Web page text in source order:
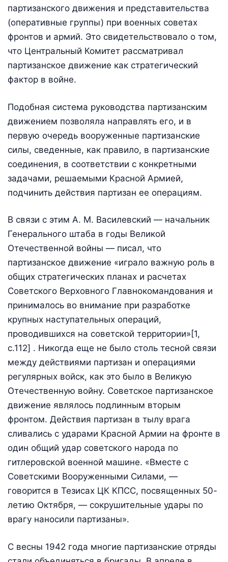
партизанского движения и представительства
(оперативные группы) при военных советах
фронтов и армий. Это свидетельствовало о том,
что Центральный Комитет рассматривал
партизанское движение как стратегический
фактор в войне.
Подобная система руководства партизанским
движением позволяла направлять его, и в
первую очередь вооруженные партизанские
силы, сведенные, как правило, в партизанские
соединения, в соответствии с конкретными
задачами, решаемыми Красной Армией,
подчинить действия партизан ее операциям.
В связи с этим А. М. Василевский — начальник
Генерального штаба в годы Великой
Отечественной войны — писал, что
партизанское движение «играло важную роль в
общих стратегических планах и расчетах
Советского Верховного Главнокомандования и
принималось во внимание при разработке
крупных наступательных операций,
проводившихся на советской территории»[1,
c.112] . Никогда еще не было столь тесной связи
между действиями партизан и операциями
регулярных войск, как это было в Великую
Отечественную войну. Советское партизанское
движение являлось подлинным вторым
фронтом. Действия партизан в тылу врага
сливались с ударами Красной Армии на фронте в
один общий удар советского народа по
гитлеровской военной машине. «Вместе с
Советскими Вооруженными Силами, —
говорится в Тезисах ЦК КПСС, посвященных 50-
летию Октября, — сокрушительные удары по
врагу наносили партизаны».
С весны 1942 года многие партизанские отряды